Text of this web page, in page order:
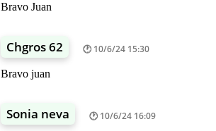
Bravo Juan
Chgros 62 10/6/24 15:30
Bravo juan
Sonia neva 10/6/24 16:09